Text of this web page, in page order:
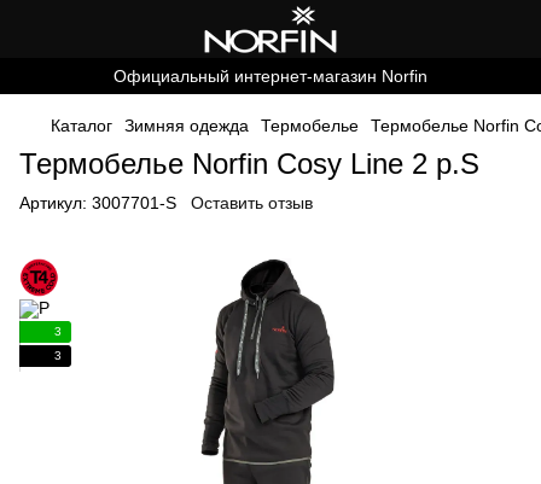
Официальный интернет-магазин Norfin
Каталог Зимняя одежда Термобелье Термобелье Norfin
Термобелье Norfin Cosy Line 2 р.S
Артикул: 3007701-S Оставить отзыв
3
3